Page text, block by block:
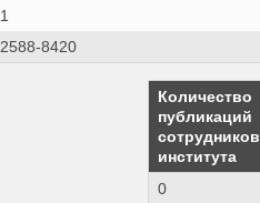
1
2588-8420
Количество
публикаций
сотрудников
института
0